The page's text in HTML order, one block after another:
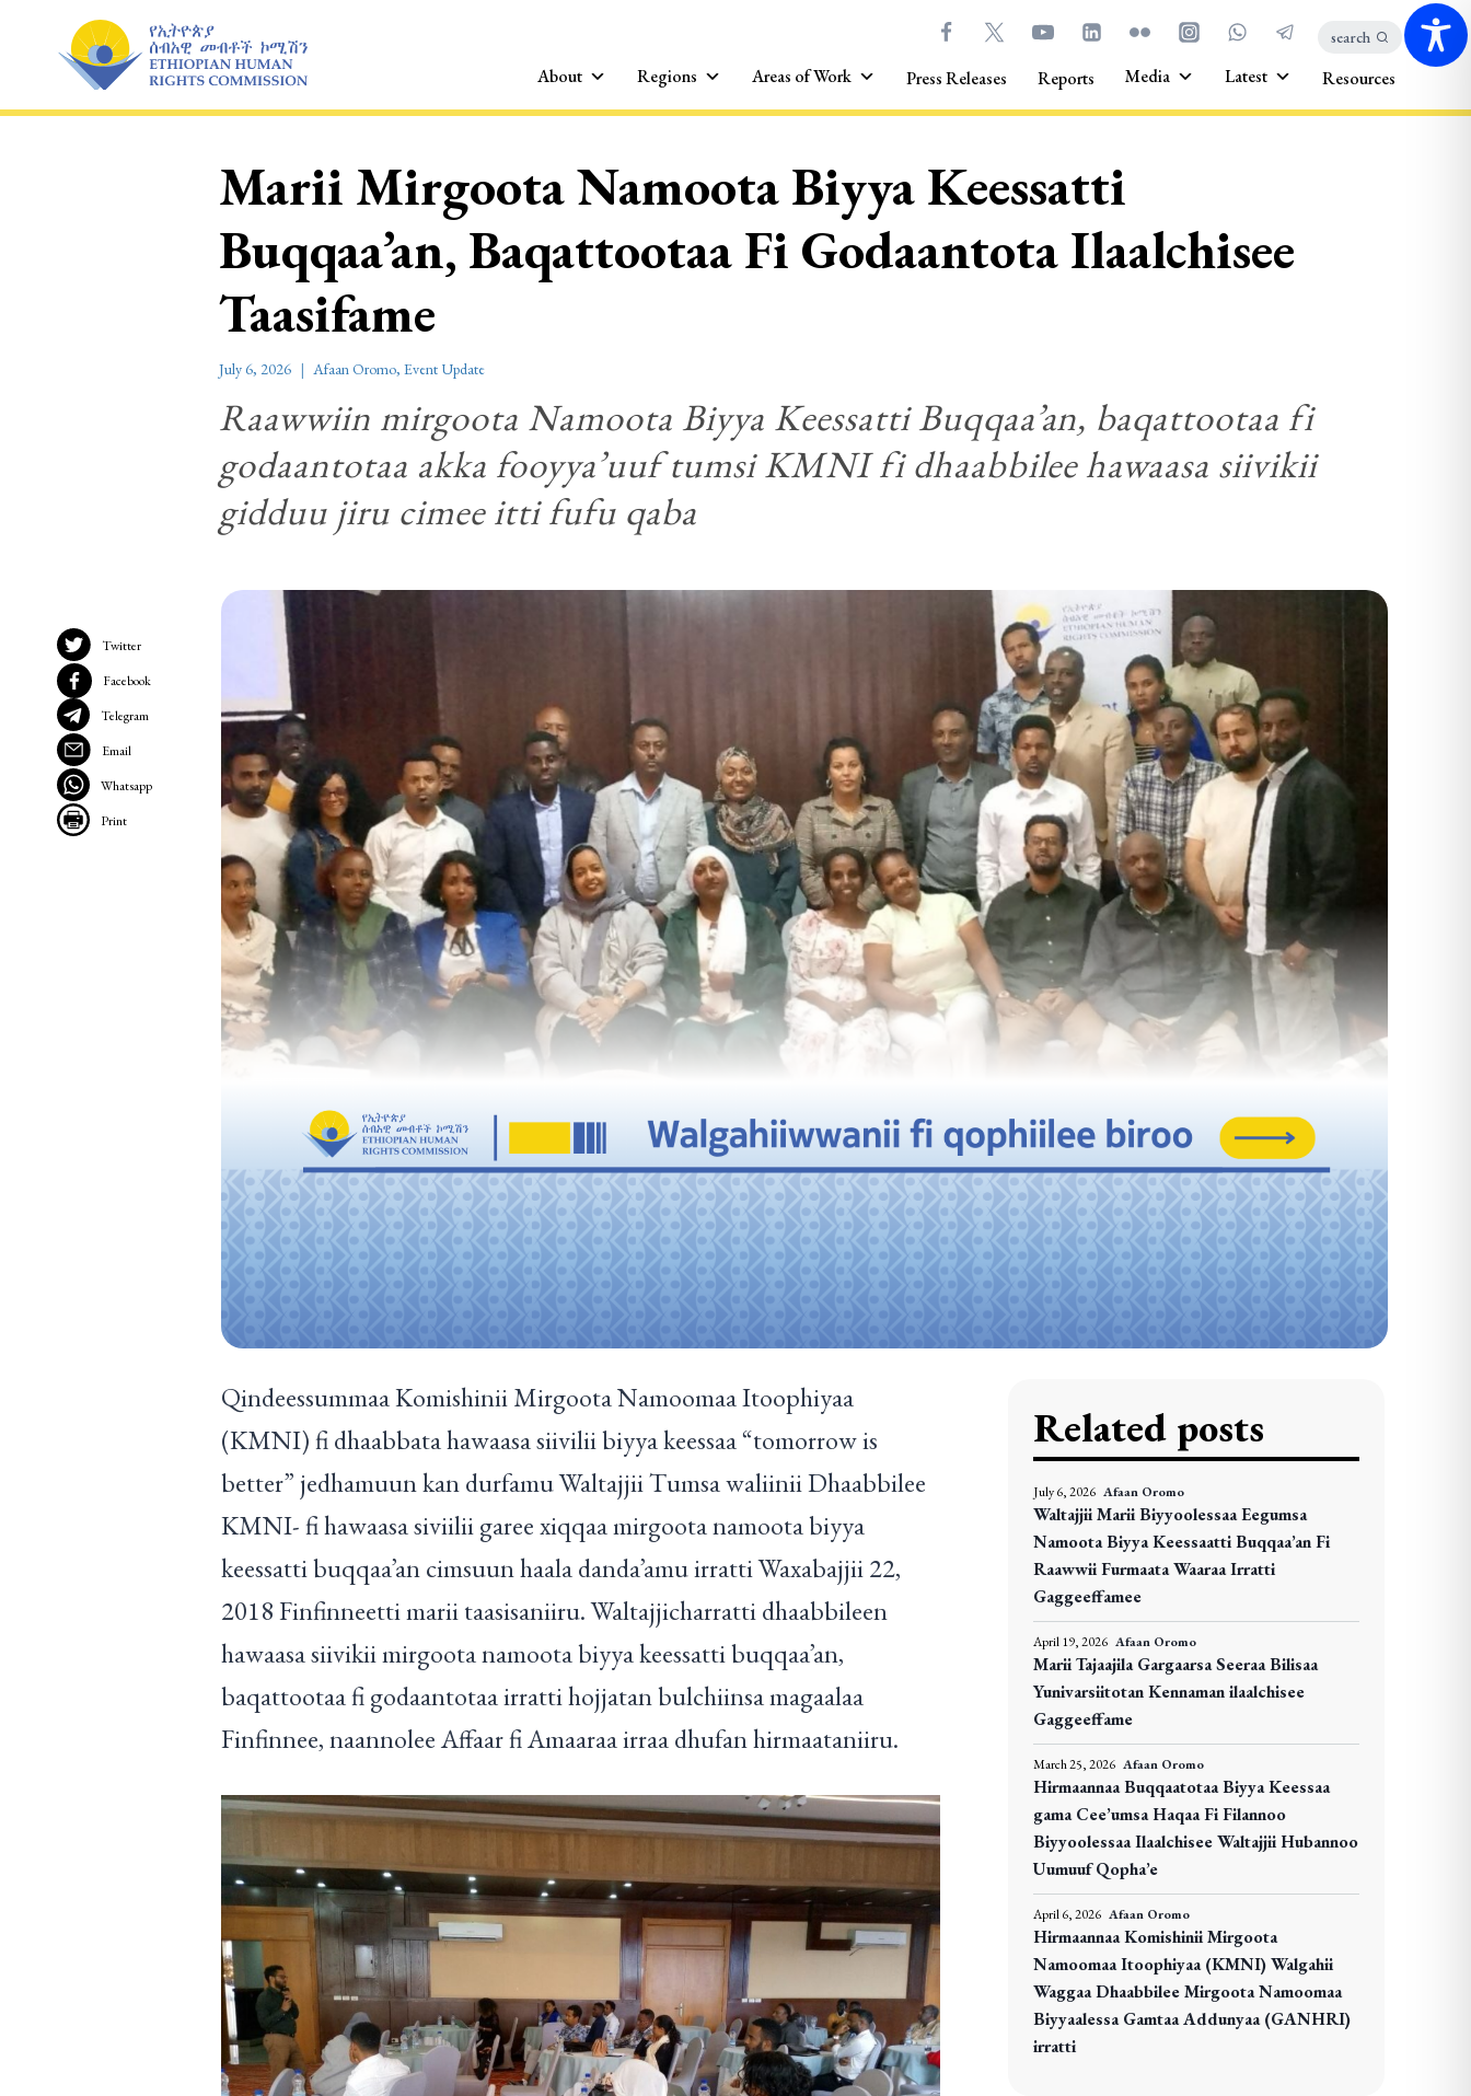
content
search
About Regions Areas of Work Press Releases Reports Media Latest Resources
Marii Mirgoota Namoota Biyya Keessatti
Buqqaa’an, Baqattootaa Fi Godaantota Ilaalchisee
Taasifame
July 6, 2026 Afaan Oromo, Event Update
Raawwiin mirgoota Namoota Biyya Keessatti Buqqaa’an, baqattootaa fi
godaantotaa akka fooyya’uuf tumsi KMNI fi dhaabbilee hawaasa siivikii
gidduu jiru cimee itti fufu qaba
Twitter
Facebook
Telegram
Email
Whatsapp
Print
Qindeessummaa Komishinii Mirgoota Namoomaa Itoophiyaa
(KMNI) fi dhaabbata hawaasa siivilii biyya keessaa “tomorrow is
better” jedhamuun kan durfamu Waltajjii Tumsa waliinii Dhaabbilee
KMNI- fi hawaasa siviilii garee xiqqaa mirgoota namoota biyya
keessatti buqqaa’an cimsuun haala danda’amu irratti Waxabajjii 22,
2018 Finfinneetti marii taasisaniiru. Waltajjicharratti dhaabbileen
hawaasa siivikii mirgoota namoota biyya keessatti buqqaa’an,
baqattootaa fi godaantotaa irratti hojjatan bulchiinsa magaalaa
Finfinnee, naannolee Affaar fi Amaaraa irraa dhufan hirmaataniiru.
Related posts
July 6, 2026 Afaan Oromo
Waltajjii Marii Biyyoolessaa Eegumsa
Namoota Biyya Keessaatti Buqqaa’an Fi
Raawwii Furmaata Waaraa Irratti
Gaggeeffamee
April 19, 2026 Afaan Oromo
Marii Tajaajila Gargaarsa Seeraa Bilisaa
Yunivarsiitotan Kennaman ilaalchisee
Gaggeeffame
March 25, 2026 Afaan Oromo
Hirmaannaa Buqqaatotaa Biyya Keessaa
gama Cee’umsa Haqaa Fi Filannoo
Biyyoolessaa Ilaalchisee Waltajjii Hubannoo
Uumuuf Qopha’e
April 6, 2026 Afaan Oromo
Hirmaannaa Komishinii Mirgoota
Namoomaa Itoophiyaa (KMNI) Walgahii
Waggaa Dhaabbilee Mirgoota Namoomaa
Biyyaalessa Gamtaa Addunyaa (GANHRI)
irratti